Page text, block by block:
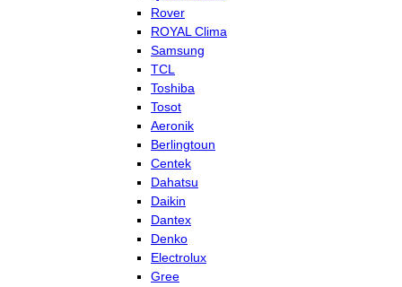
Rover
ROYAL Clima
Samsung
TCL
Toshiba
Tosot
Aeronik
Berlingtoun
Centek
Dahatsu
Daikin
Dantex
Denko
Electrolux
Gree